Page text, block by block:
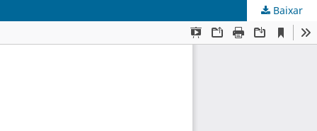
Baixar